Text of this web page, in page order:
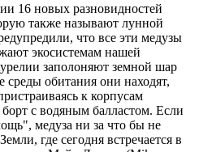
16 новых разновидностей
также называют лунной
что все эти медузы
экосистемам нашей
заполоняют земной шар
обитания они находят,
к корпусам
с водяным балластом. Если
медуза ни за что бы не
где сегодня встречается в